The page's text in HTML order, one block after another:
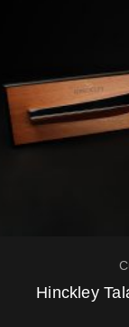
Hinckley